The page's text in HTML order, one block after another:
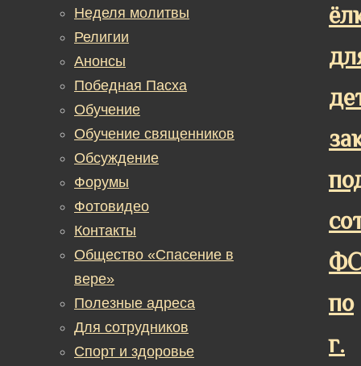
по
г.
Неделя молитвы
Религии
Анонсы
Победная Пасха
Обучение
Обучение священников
Обсуждение
Форумы
Фотовидео
Контакты
Общество «Спасение в
вере»
Полезные адреса
Для сотрудников
Спорт и здоровье